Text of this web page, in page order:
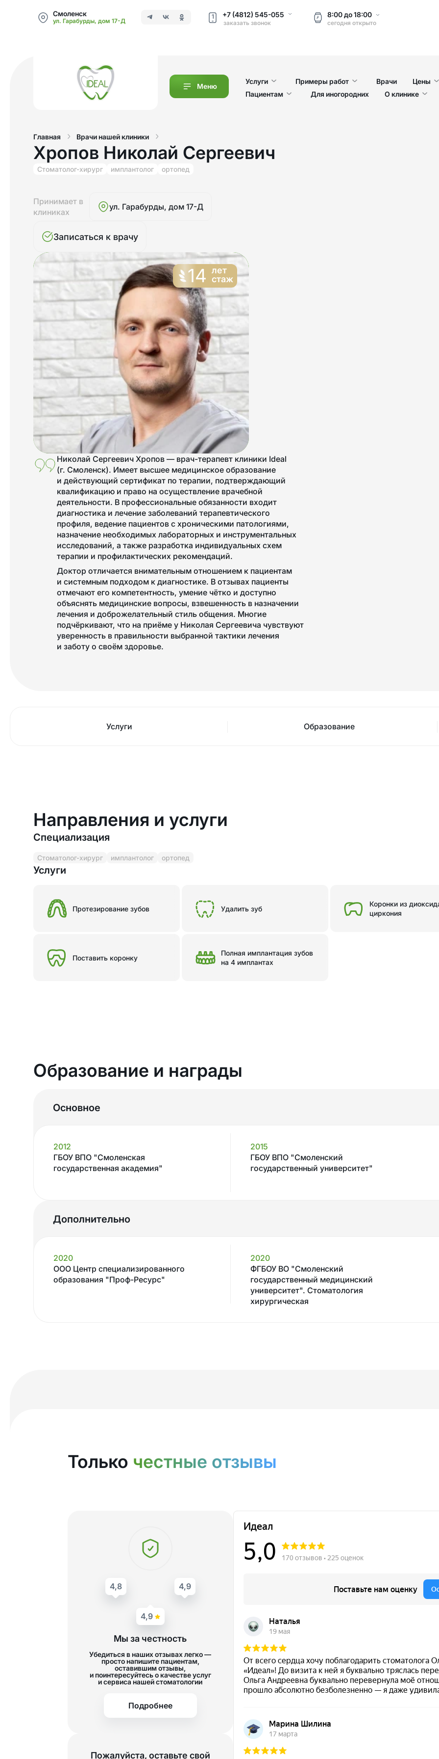
Смоленск
ул. Гарабурды, дом 17-Д
1 +7 (4812) 545-055
заказать звонок
8:00до18:00
сегодняоткрыто
Меню
Услуги Примеры работ Врачи Цены
Пациентам
Для иногородних О клинике
Главная Врачи нашей клиники
Хропов Николай Сергеевич
Стоматолог-хирург имплантолог ортопед
Принимает в
клиниках
ул. Гарабурды, дом 17-Д
Записаться к врачу
14 лет
стаж
Николай Сергеевич Хропов — врач-терапевт клиники Ideal
(г. Смоленск). Имеет высшее медицинское образование
и действующий сертификат по терапии, подтверждающий
квалификацию и право на осуществление врачебной
деятельности. В профессиональные обязанности входит
диагностика и лечение заболеваний терапевтического
профиля, ведение пациентов с хроническими патологиями,
назначение необходимых лабораторных и инструментальных
исследований, а также разработка индивидуальных схем
терапии и профилактических рекомендаций.
Доктор отличается внимательным отношением к пациентам
и системным подходом к диагностике. В отзывах пациенты
отмечают его компетентность, умение чётко и доступно
объяснять медицинские вопросы, взвешенность в назначении
лечения и доброжелательный стиль общения. Многие
подчёркивают, что на приёме у Николая Сергеевича чувствуют
уверенность в правильности выбранной тактики лечения
и заботу о своём здоровье.
Услуги Образование
Направления и услуги
Специализация
Стоматолог-хирург имплантолог ортопед
Услуги
Протезирование зубов Удалить зуб
Коронки из
циркония
Поставить коронку
Полная имплантация зубов
на 4 имплантах
Образование и награды
Основное
2012
ГБОУ ВПО "Смоленская
государственная академия"
2015
ГБОУ ВПО "Смоленский
государственный университет"
Дополнительно
2020
ООО Центр специализированного
образования "Проф-Ресурс"
2020
ФГБОУ ВО "Смоленский
государственный медицинский
университет". Стоматология
хирургическая
Только честные отзывы
4,8 4,9
4,9
Мы за честность
Убедиться в наших отзывах легко —
просто напишите пациентам,
оставившим отзывы,
и поинтересуйтесь о качестве услуг
и сервиса нашей стоматологии
Подробнее
Пожалуйста, оставьте свой